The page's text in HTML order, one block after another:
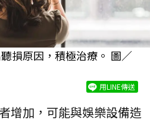
損原因，積極治療。 圖／
用LINE傳送
增加，可能與娛樂設備造